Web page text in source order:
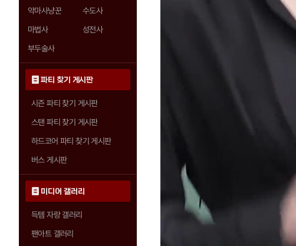
악마사냥꾼
수도사
마법사
성전사
부두술사
파티 찾기 게시판
시즌 파티 찾기 게시판
스탠 파티 찾기 게시판
하드코어 파티 찾기 게시판
버스 게시판
미디어 갤러리
득템 자랑 갤러리
팬아트 갤러리